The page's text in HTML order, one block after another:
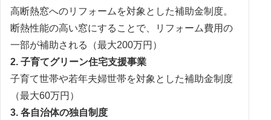
高断熱窓へのリフォームを対象とした補助金制度。
断熱性能の高い窓にすることで、リフォーム費用の
一部が補助される（最大200万円）
2. 子育てグリーン住宅支援事業
子育て世帯や若年夫婦世帯を対象とした補助金制度
（最大60万円）
3. 各自治体の独自制度